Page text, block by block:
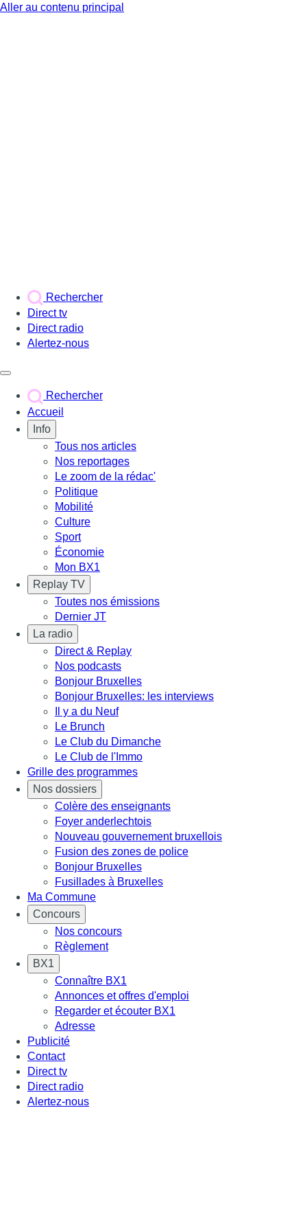
Aller au contenu principal
Rechercher
Direct tv
Direct radio
Alertez-nous
Rechercher
Accueil
Info
Tous nos articles
Nos reportages
Le zoom de la rédac'
Politique
Mobilité
Culture
Sport
Économie
Mon BX1
Replay TV
Toutes nos émissions
Dernier JT
La radio
Direct & Replay
Nos podcasts
Bonjour Bruxelles
Bonjour Bruxelles: les interviews
Il y a du Neuf
Le Brunch
Le Club du Dimanche
Le Club de l'Immo
Grille des programmes
Nos dossiers
Colère des enseignants
Foyer anderlechtois
Nouveau gouvernement bruxellois
Fusion des zones de police
Bonjour Bruxelles
Fusillades à Bruxelles
Ma Commune
Concours
Nos concours
Règlement
BX1
Connaître BX1
Annonces et offres d'emploi
Regarder et écouter BX1
Adresse
Publicité
Contact
Direct tv
Direct radio
Alertez-nous